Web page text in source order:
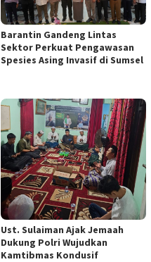
Barantin Gandeng Lintas
Sektor Perkuat Pengawasan
Spesies Asing Invasif di Sumsel
Ust. Sulaiman Ajak Jemaah
Dukung Polri Wujudkan
Kamtibmas Kondusif